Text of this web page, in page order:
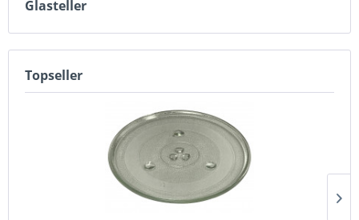
Glasteller
Topseller